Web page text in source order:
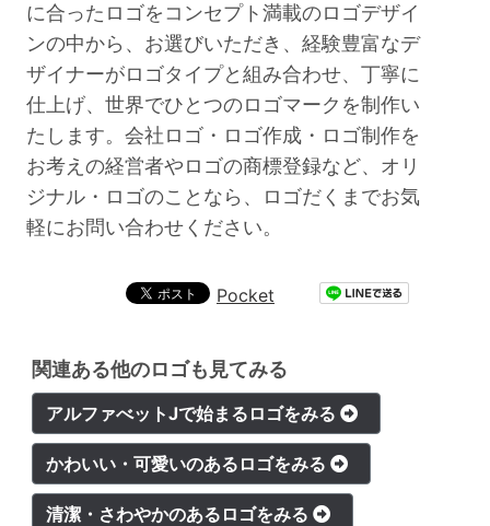
に合ったロゴをコンセプト満載のロゴデザイ
ンの中から、お選びいただき、経験豊富なデ
ザイナーがロゴタイプと組み合わせ、丁寧に
仕上げ、世界でひとつのロゴマークを制作い
たします。会社ロゴ・ロゴ作成・ロゴ制作を
お考えの経営者やロゴの商標登録など、オリ
ジナル・ロゴのことなら、ロゴだくまでお気
軽にお問い合わせください。
Pocket
関連ある他のロゴも見てみる
アルファべットJで始まるロゴをみる
かわいい・可愛いのあるロゴをみる
清潔・さわやかのあるロゴをみる